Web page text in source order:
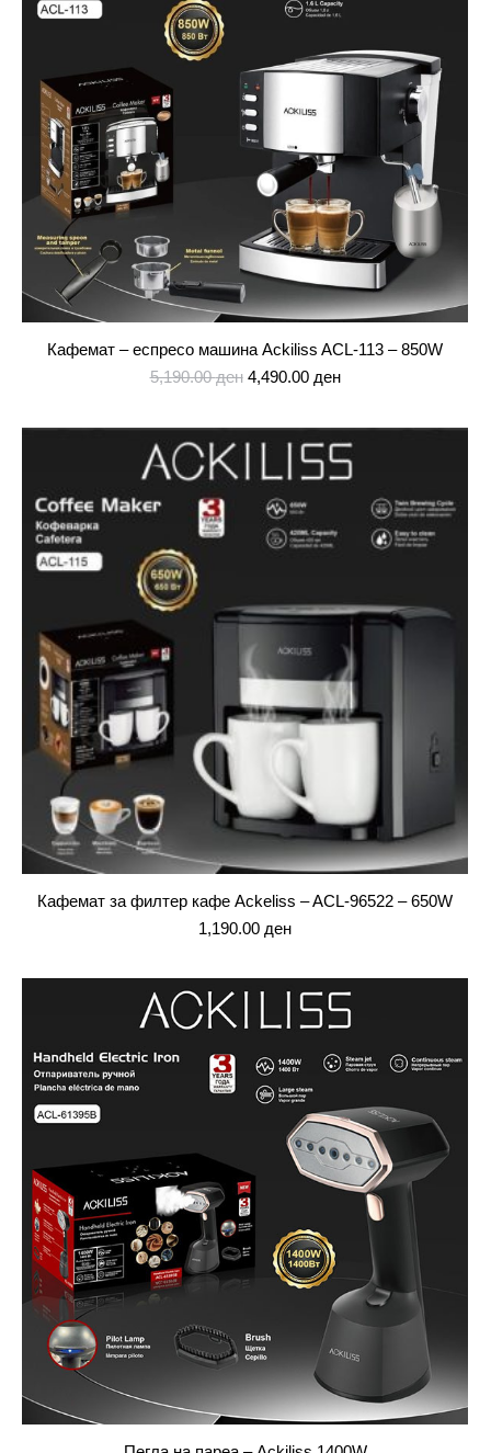
Кафемат – еспресо машина Ackiliss ACL-113 – 850W
5,190.00ден Original
5,190.00 ден.
4,490.00 денCurrent
4,490.00 ден.
Кафемат за филтер кафе Ackeliss – ACL-96522 – 650W
1,190.00 ден